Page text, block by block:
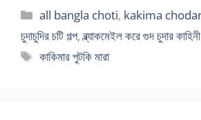
Categories
all bangla choti, kakima
চুদাচুদির চটি গল্প,ব্ল্যাকমেইল করে গুদ চুদার কাহিনী
Tags
কাকিমার পুটকি মারা